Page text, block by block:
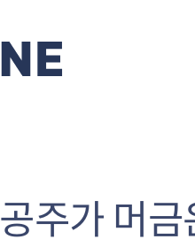
공주가 머